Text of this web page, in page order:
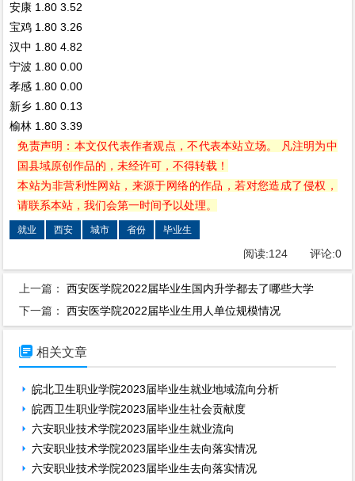
安康 1.80 3.52
宝鸡 1.80 3.26
汉中 1.80 4.82
宁波 1.80 0.00
孝感 1.80 0.00
新乡 1.80 0.13
榆林 1.80 3.39
免责声明：本文仅代表作者观点，不代表本站立场。 凡注明为中
国县域原创作品的，未经许可，不得转载！
本站为非营利性网站，来源于网络的作品，若对您造成了侵权，
请联系本站，我们会第一时间予以处理。
就业 西安 城市 省份 毕业生
阅读:124评论:0
上一篇：西安医学院2022届毕业生国内升学都去了哪些大学
下一篇：西安医学院2022届毕业生用人单位规模情况
 相关文章
皖北卫生职业学院2023届毕业生就业地域流向分析
皖西卫生职业学院2023届毕业生社会贡献度
六安职业技术学院2023届毕业生就业流向
六安职业技术学院2023届毕业生去向落实情况
六安职业技术学院2023届毕业生去向落实情况